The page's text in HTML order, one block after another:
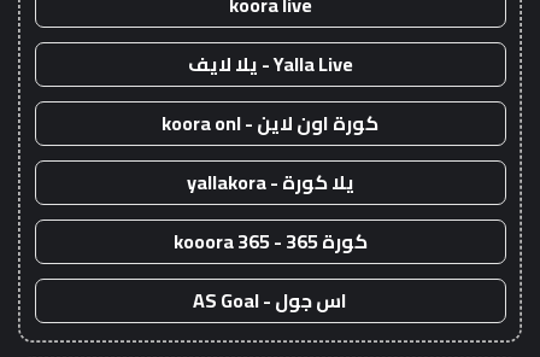
Yalla Live - يلا لايف
كورة اون لاين - koora onl
يلا كورة - yallakora
كورة 365 - kooora 365
اس جول - AS Goal